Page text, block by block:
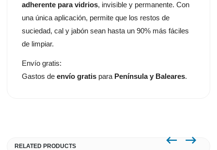
adherente para vidrios, invisible y permanente. Con
una única aplicación, permite que los restos de
suciedad, cal y jabón sean hasta un 90% más fáciles
de limpiar.
Envío gratis:
Gastos deenvío gratis para Península y Baleares.
RELATED PRODUCTS